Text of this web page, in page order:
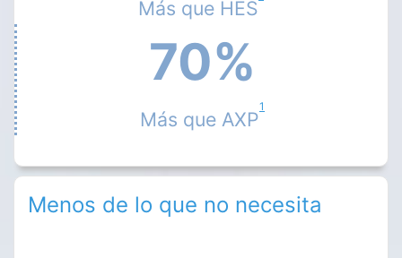
Más que HES
70%
Más que AXP
1
Menos de lo que no necesita